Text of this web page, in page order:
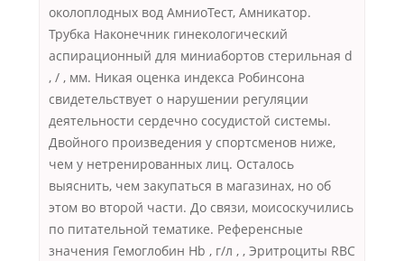
околоплодных вод АмниоТест, Амникатор.
Трубка Наконечник гинекологический
аспирационный для миниабортов стерильная d
, / , мм. Никая оценка индекса Робинсона
свидетельствует о нарушении регуляции
деятельности сердечно сосудистой системы.
Двойного произведения у спортсменов ниже,
чем у нетренированных лиц. Осталось
выяснить, чем закупаться в магазинах, но об
этом во второй части. До связи, моисоскучились
по питательной тематике. Референсные
значения Гемоглобин Hb , г/л , , Эритроциты RBC